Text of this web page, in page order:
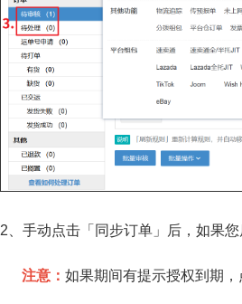
2、手动点击「同步订单」后，如果
注意：如果期间有提示授权到期